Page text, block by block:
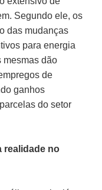
Segundo ele, os
das mudanças
para energia
mesmas dão
de
ganhos
do setor
realidade no